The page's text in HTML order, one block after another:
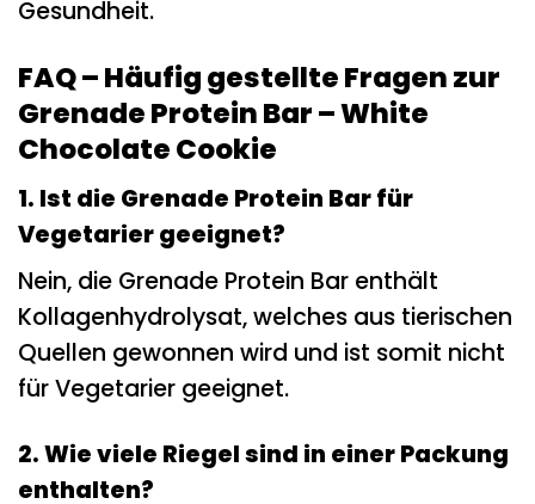
Gesundheit.
FAQ – Häufig gestellte Fragen zur
Grenade Protein Bar – White
Chocolate Cookie
1. Ist die Grenade Protein Bar für
Vegetarier geeignet?
Nein, die Grenade Protein Bar enthält
Kollagenhydrolysat, welches aus tierischen
Quellen gewonnen wird und ist somit nicht
für Vegetarier geeignet.
2. Wie viele Riegel sind in einer Packung
enthalten?